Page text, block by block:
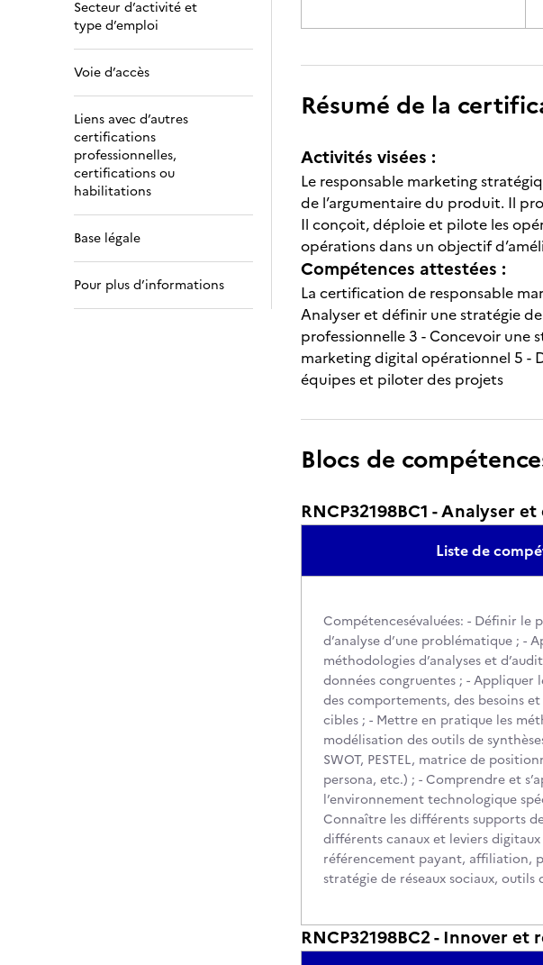
Secteur d’activité et
type d’emploi
Voie d’accès
Liens avec d’autres
certifications
professionnelles,
certifications ou
habilitations
Base légale
Pour plus d’informations
Résumé de la
Activités visées :
Le responsable marketing
de l’argumentaire du produit. Il
Il conçoit, déploie et pilote les
opérations dans un objectif
Compétences attestées :
La certification de responsable
Analyser et définir une stratégie
professionnelle 3 - Concevoir une
marketing digital opérationnel 5 -
équipes et piloter des projets
Blocs de
RNCP32198BC1 - Analyser
Liste de
Compétencesévaluées: - Définir le
d’analyse d’une problématique ; -
méthodologies d’analyses et
données congruentes ; - Appliquer
des comportements, des besoins
cibles ; - Mettre en pratique les
modélisation des outils de
SWOT, PESTEL, matrice de
persona, etc.) ; - Comprendre et
l’environnement technologique
Connaître les différents supports
différents canaux et leviers
référencement payant, affiliation,
stratégie de réseaux sociaux,
RNCP32198BC2 - Innover